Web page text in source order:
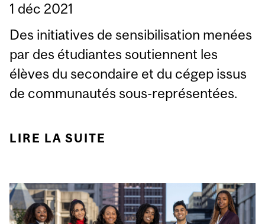
1 déc 2021
Des initiatives de sensibilisation menées
par des étudiantes soutiennent les
élèves du secondaire et du cégep issus
de communautés sous-représentées.
LIRE LA SUITE
PROFESSIONNELS DE
SANTÉ